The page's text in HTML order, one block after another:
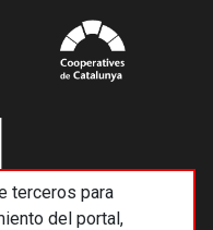
terceros para
del portal,